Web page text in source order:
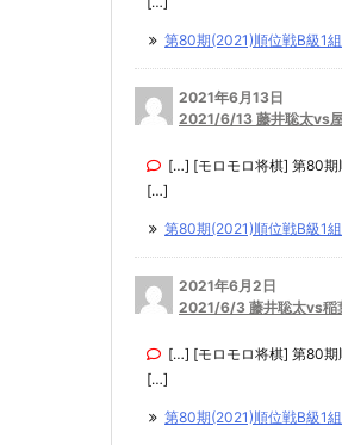
第80期(2021)順位戦B級1
2021年6月13日
2021/6/13 藤井聡太vs
[…] [モロモロ将棋] 第80期
[…]
第80期(2021)順位戦B級1
2021年6月2日
2021/6/3 藤井聡太vs稲
[…] [モロモロ将棋] 第80期
[…]
第80期(2021)順位戦B級1